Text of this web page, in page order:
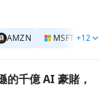
AMZN MSFT +12
，是危機還是上車良
的千億 AI 豪賭，